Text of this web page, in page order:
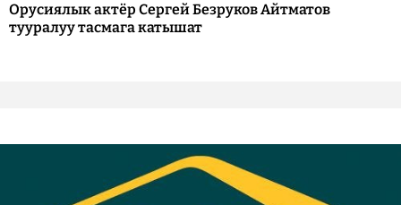
Орусиялык актёр Сергей Безруков Айтматов
тууралуу тасмага катышат